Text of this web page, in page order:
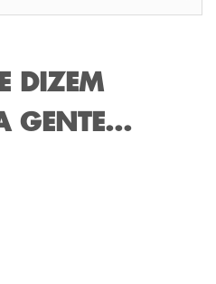
DIZEM
GENTE...